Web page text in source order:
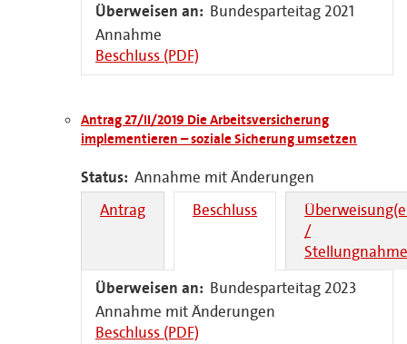
Überweisen an: Bundesparteitag 2021
Annahme
Beschluss (PDF)
Antrag 27/II/2019 Die Arbeitsversicherung
implementieren – soziale Sicherung umsetzen
Status: Annahme mit Änderungen
Antrag
Beschluss
/
Überweisen an: Bundesparteitag 2023
Annahme mit Änderungen
Beschluss (PDF)